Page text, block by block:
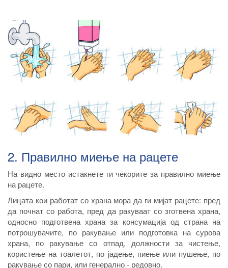
2. Правилно миење на рацете
На видно место истакнете ги чекорите за правилно миење
на рацете.
Лицата кои работат со храна мора да ги мијат рацете: пред
да почнат со работа, пред да ракуваат со зготвена храна,
односно подготвена храна за консумација од страна на
потрошувачите, по ракување или подготовка на сурова
храна, по ракување со отпад, должности за чистење,
користење на тоалетот, по јадење, пиење или пушење, по
ракување со пари, или генерално - редовно.